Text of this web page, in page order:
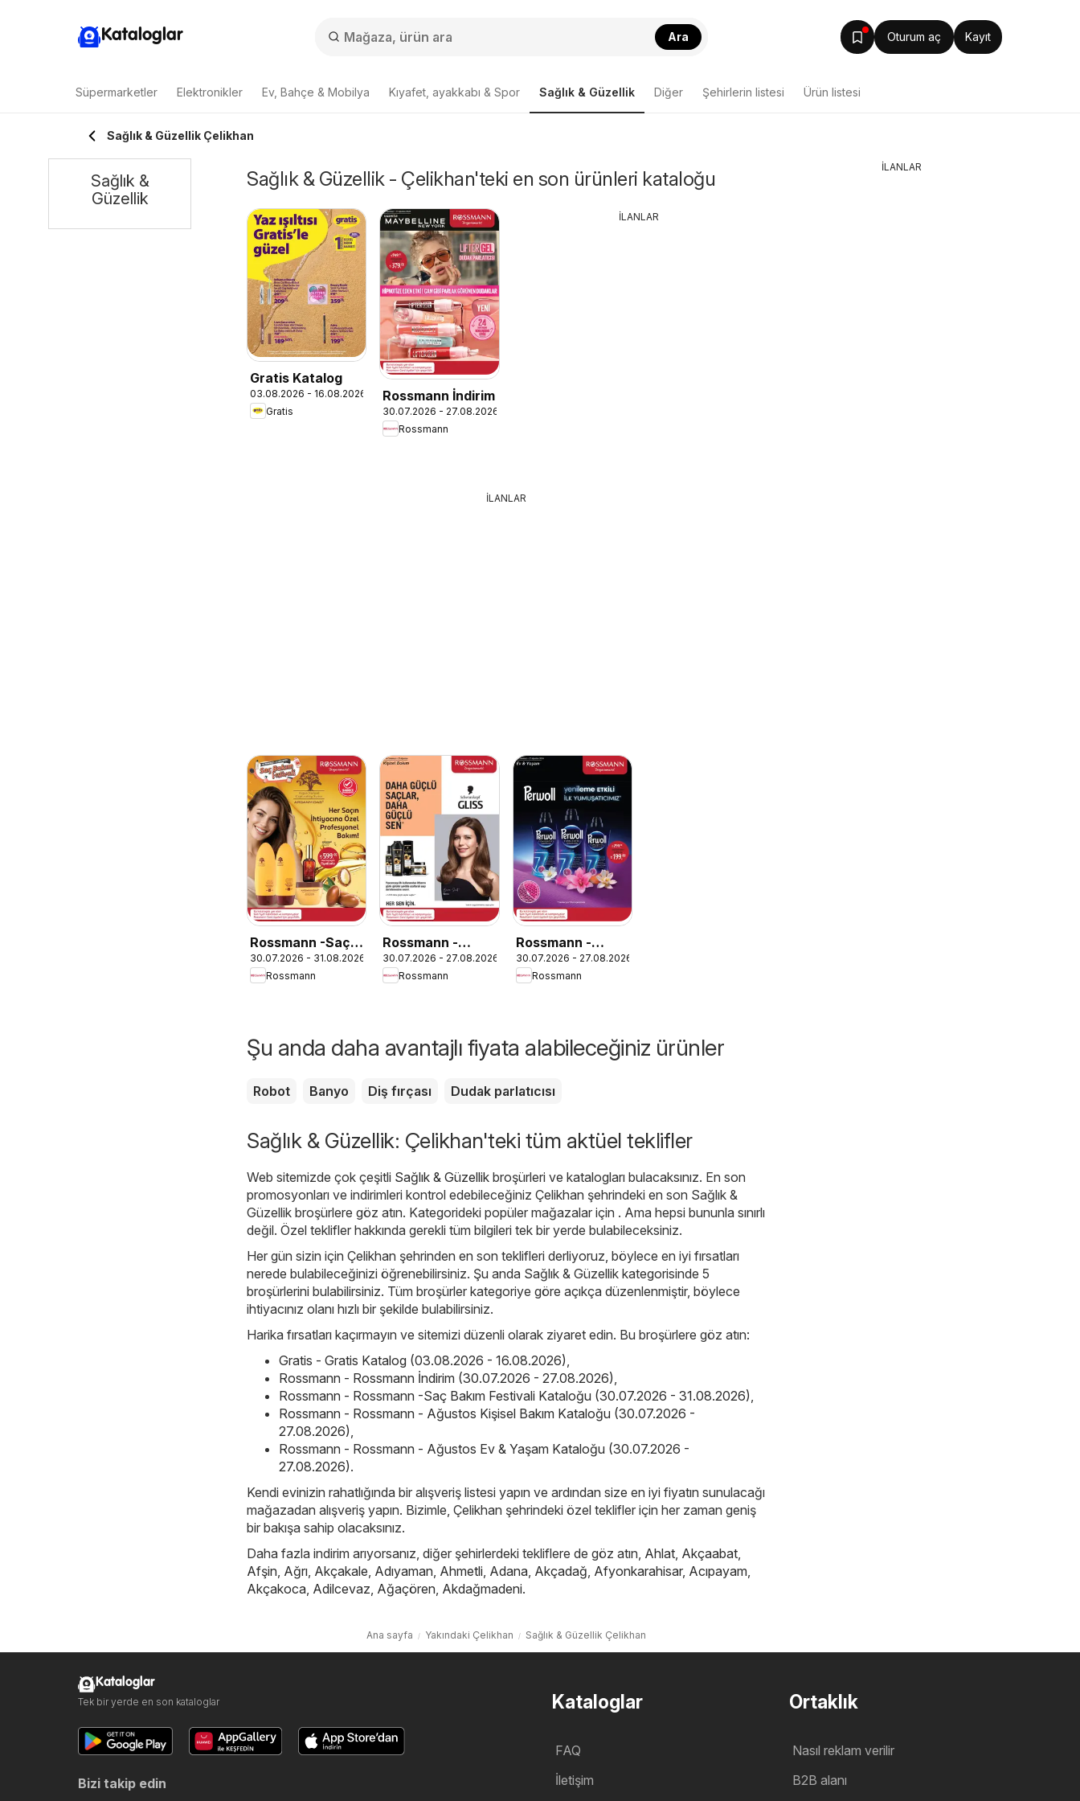
Kataloglar Ara Oturum aç Kayıt
Süpermarketler Elektronikler Ev, Bahçe & Mobilya Kıyafet, ayakkabı & Spor Sağlık & Güzellik Diğer Şehirlerin listesi Ürün listesi
Sağlık & Güzellik Çelikhan
Sağlık & Güzellik - Çelikhan'teki en son ürünleri kataloğu
Gratis Katalog
03.08.2026 - 16.08.2026
Gratis
Rossmann İndirim
30.07.2026 - 27.08.2026
Rossmann
İLANLAR
İLANLAR
Rossmann -Saç
Bakım Festivali
Kataloğu
30.07.2026 - 31.08.2026
Rossmann
Rossmann -
Ağustos Kişisel
Bakım Kataloğu
30.07.2026 - 27.08.2026
Rossmann
Rossmann -
Ağustos Ev &
Yaşam Kataloğu
30.07.2026 - 27.08.2026
Rossmann
Şu anda daha avantajlı fiyata alabileceğiniz ürünler
Robot Banyo Diş fırçası Dudak parlatıcısı
Sağlık & Güzellik: Çelikhan'teki tüm aktüel teklifler
Web sitemizde çok çeşitli Sağlık & Güzellik broşürleri ve katalogları bulacaksınız. En son
promosyonları ve indirimleri kontrol edebileceğiniz Çelikhan şehrindeki en son Sağlık &
Güzellik broşürlere göz atın. Kategorideki popüler mağazalar için . Ama hepsi bununla sınırlı
değil. Özel teklifler hakkında gerekli tüm bilgileri tek bir yerde bulabileceksiniz.
Her gün sizin için Çelikhan şehrinden en son teklifleri derliyoruz, böylece en iyi fırsatları
nerede bulabileceğinizi öğrenebilirsiniz. Şu anda Sağlık & Güzellik kategorisinde 5
broşürlerini bulabilirsiniz. Tüm broşürler kategoriye göre açıkça düzenlenmiştir, böylece
ihtiyacınız olanı hızlı bir şekilde bulabilirsiniz.
Harika fırsatları kaçırmayın ve sitemizi düzenli olarak ziyaret edin. Bu broşürlere göz atın:
Gratis - Gratis Katalog (03.08.2026 - 16.08.2026),
Rossmann - Rossmann İndirim (30.07.2026 - 27.08.2026),
Rossmann - Rossmann -Saç Bakım Festivali Kataloğu (30.07.2026 - 31.08.2026),
Rossmann - Rossmann - Ağustos Kişisel Bakım Kataloğu (30.07.2026 -
27.08.2026),
Rossmann - Rossmann - Ağustos Ev & Yaşam Kataloğu (30.07.2026 -
27.08.2026).
Kendi evinizin rahatlığında bir alışveriş listesi yapın ve ardından size en iyi fiyatın sunulacağı
mağazadan alışveriş yapın. Bizimle, Çelikhan şehrindeki özel teklifler için her zaman geniş
bir bakışa sahip olacaksınız.
Daha fazla indirim arıyorsanız, diğer şehirlerdeki tekliflere de göz atın, Ahlat, Akçaabat,
Afşin, Ağrı, Akçakale, Adıyaman, Ahmetli, Adana, Akçadağ, Afyonkarahisar, Acıpayam,
Akçakoca, Adilcevaz, Ağaçören, Akdağmadeni.
Ana sayfa Yakındaki Çelikhan Sağlık & Güzellik Çelikhan
Sağlık &
Güzellik
İLANLAR
Kataloglar
FAQ
İletişim
Ortaklık
Nasıl reklam verilir
B2B alanı
Kataloglar
Tek bir yerde en son kataloglar
Bizi takip edin